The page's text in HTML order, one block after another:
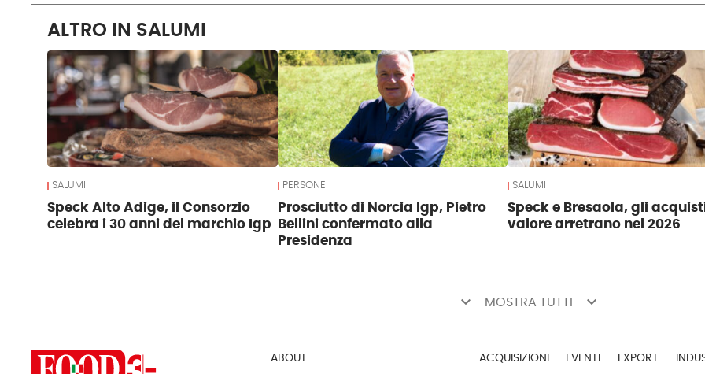
ALTRO IN SALUMI
SALUMI
Speck Alto Adige, il Consorzio
celebra i 30 anni del marchio Igp
PERSONE
Prosciutto di Norcia Igp, Pietro
Bellini confermato alla
Presidenza
SALUMI
Speck e Bresaola, gli
valore arretrano nel 2026
keyboard_arrow_down MOSTRA TUTTI keyboard_arrow_down
ABOUT ACQUISIZIONI EVENTI EXPORT